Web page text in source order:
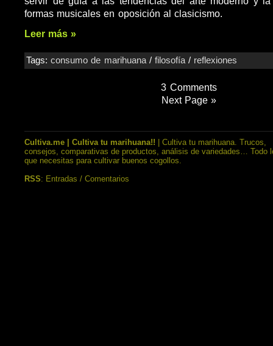
formas musicales en oposición al clasicismo.
Leer más »
Tags:consumo de marihuana/filosofía / reflexiones
3 Comments
Next Page »
Cultiva.me | Cultiva tu marihuana!! | Cultiva tu marihuana. Trucos,
consejos, comparativas de productos, análisis de variedades… Todo
que necesitas para cultivar buenos cogollos.
RSS: Entradas / Comentarios